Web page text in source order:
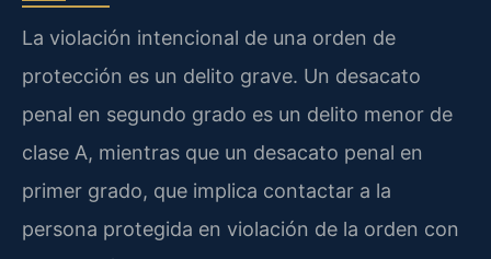
La violación intencional de una orden de
protección es un delito grave. Un desacato
penal en segundo grado es un delito menor de
clase A, mientras que un desacato penal en
primer grado, que implica contactar a la
persona protegida en violación de la orden con